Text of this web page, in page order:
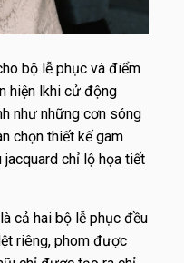
bộ lễ phục và điểm
hiện lkhi cử động
như những cơn sóng
chọn thiết kế gam
jacquard chỉ lộ họa tiết
cả hai bộ lễ phục đều
riêng, phom được